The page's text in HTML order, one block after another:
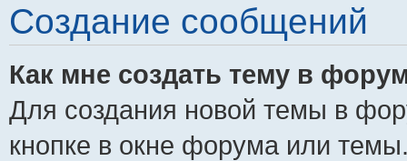
Создание сообщений
Как мне создать тему в
Для создания новой темы в
кнопке в окне форума или